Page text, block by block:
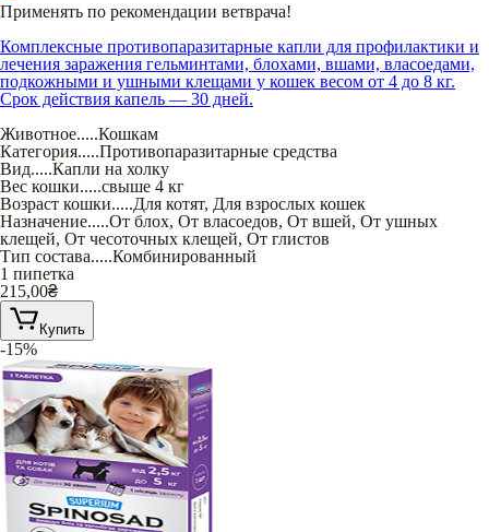
Применять по рекомендации ветврача!
Комплексные противопаразитарные капли для профилактики и
лечения заражения гельминтами, блохами, вшами, власоедами,
подкожными и ушными клещами у кошек весом от 4 до 8 кг.
Срок действия капель — 30 дней.
Животное.....Кошкам
Категория.....Противопаразитарные средства
Вид.....Капли на холку
Вес кошки.....свыше 4 кг
Возраст кошки.....Для котят, Для взрослых кошек
Назначение.....От блох, От власоедов, От вшей, От ушных
клещей, От чесоточных клещей, От глистов
Тип состава.....Комбинированный
1 пипетка
215,00₴
Купить
-15%